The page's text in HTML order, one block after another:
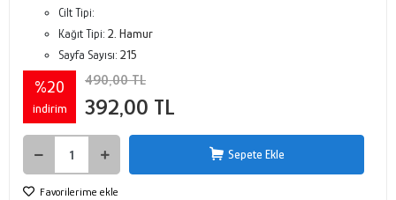
Cilt Tipi:
Kağıt Tipi: 2. Hamur
Sayfa Sayısı: 215
%20
indirim
490,00 TL
392,00 TL
Sepete Ekle
Favorilerime ekle